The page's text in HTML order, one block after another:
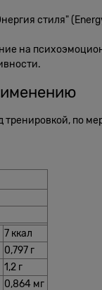
стиля"
на
тренировкой, по
7 ккал
0,797 г
1,2 г
0,864 мг